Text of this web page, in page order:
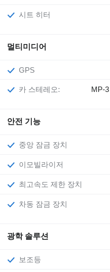
시트 히터
멀티미디어
GPS
카 스테레오: MP-3
안전 기능
중앙 잠금 장치
이모빌라이저
최고속도 제한 장치
차동 잠금 장치
광학 솔루션
보조등